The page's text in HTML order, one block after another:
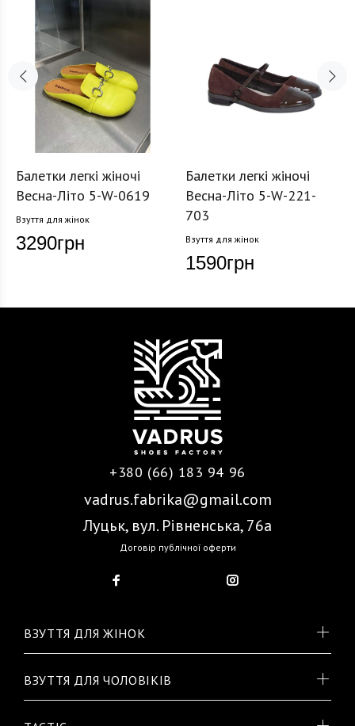
Балетки легкі жіночі
Весна-Літо 5-W-0619
Взуття для жінок
3290грн
Балетки легкі жіночі
Весна-Літо 5-W-221-
703
Взуття для жінок
1590грн
+380 (66) 183 94 96
vadrus.fabrika@gmail.com
Луцьк, вул. Рівненська, 76а
Договір публічної оферти
ВЗУТТЯ ДЛЯ ЖІНОК
ВЗУТТЯ ДЛЯ ЧОЛОВІКІВ